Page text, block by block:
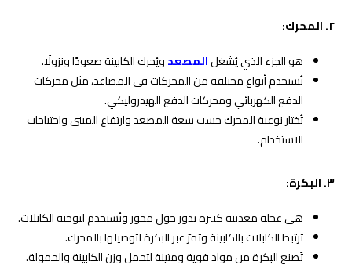
٢. المحرك:
هو الجزء الذي يُشغلالمصعدويُحرك الكابينة صعودًا ونزولًا.
تُستخدم أنواع مختلفة من المحركات في المصاعد، مثل محركات
الدفع الكهربائي ومحركات الدفع الهيدروليكي.
تُختار نوعية المحرك حسب سعة المصعد وارتفاع المبنى واحتياجات
الاستخدام.
٣. البكرة:
هي عجلة معدنية كبيرة تدور حول محور وتُستخدم لتوجيه الكابلات.
ترتبط الكابلات بالكابينة وتمرّ عبر البكرة لتوصيلها بالمحرك.
تُصنع البكرة من مواد قوية ومتينة لتحمل وزن الكابينة والحمولة.